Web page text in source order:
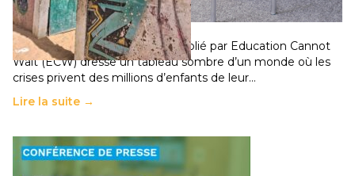
population
11 juillet 2026- National
Un nouveau rapport mondial publié par Education Cannot
Wait (ECW) dresse un tableau sombre d’un monde où les
crises privent des millions d’enfants de leur…
Lire la suite →